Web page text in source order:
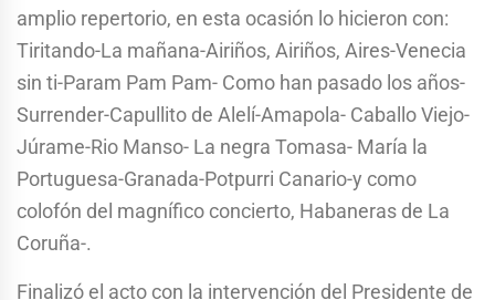
amplio repertorio, en esta ocasión lo hicieron con:
Tiritando-La mañana-Airiños, Airiños, Aires-Venecia
sin ti-Param Pam Pam- Como han pasado los años-
Surrender-Capullito de Alelí-Amapola- Caballo Viejo-
Júrame-Rio Manso- La negra Tomasa- María la
Portuguesa-Granada-Potpurri Canario-y como
colofón del magnífico concierto, Habaneras de La
Coruña-.
Finalizó el acto con la intervención del Presidente de